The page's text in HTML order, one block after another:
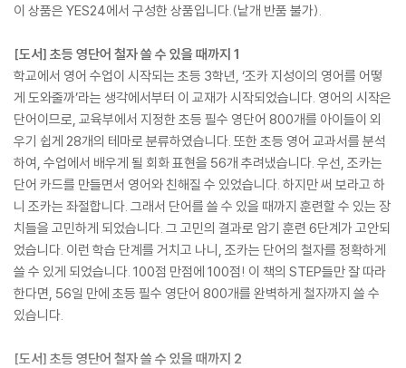
이 상품은 YES24에서 구성한 상품입니다.(낱개 반품 불가).
[도서] 초등 영단어 철자 쓸 수 있을 때까지 1
학교에서 영어 수업이 시작되는 초등 3학년, ‘조카 지성이의 영어를 어떻
게 도와줄까’라는 생각에서부터 이 교재가 시작되었습니다. 영어의 시작은
단어이므로, 교육부에서 지정한 초등 필수 영단어 800개를 아이들이 외
우기 쉽게 28개의 테마로 분류하였습니다. 또한 초등 영어 교과서를 분석
하여, 수업에서 배우게 될 회화 표현을 56개 추려냈습니다. 우선, 조카는
단어 카드를 만들면서 영어와 친해질 수 있었습니다. 하지만 써 보라고 하
니 조카는 좌절합니다. 그래서 단어를 쓸 수 있을 때까지 훈련할 수 있는 장
치들을 고민하게 되었습니다. 그 고민의 결과로 암기 훈련 6단계가 고안되
었습니다. 이런 학습 단계를 거치고 나니, 조카는 단어의 철자를 정확하게
쓸 수 있게 되었습니다. 100점 만점에 100점! 이 책의 STEP들만 잘 따라
한다면, 56일 만에 초등 필수 영단어 800개를 완벽하게 철자까지 쓸 수
있습니다.
[도서] 초등 영단어 철자 쓸 수 있을 때까지 2